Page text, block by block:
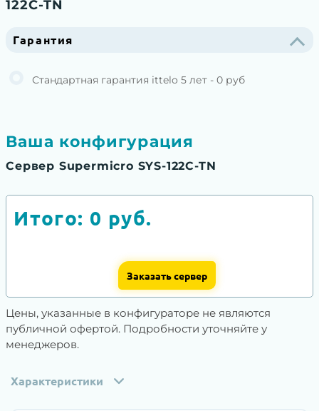
122C-TN
Гарантия
Стандартная гарантия ittelo 5 лет - 0 руб
Ваша конфигурация
Сервер Supermicro SYS-122C-TN
Итого: 0 руб.
Заказать сервер
Цены, указанные в конфигураторе не являются
публичной офертой. Подробности уточняйте у
менеджеров.
Характеристики